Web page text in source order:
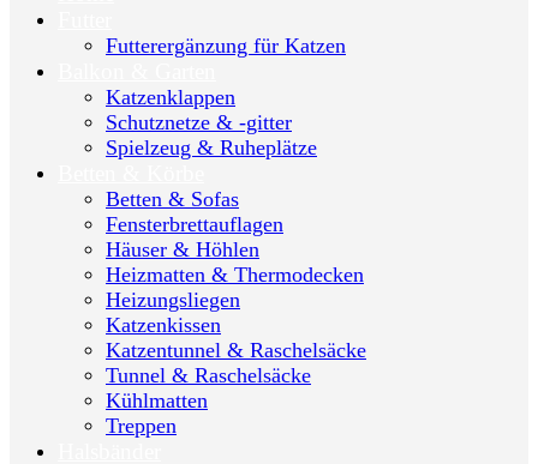
Futterergänzung für Katzen
Katzenklappen
Schutznetze & -gitter
Spielzeug & Ruheplätze
Betten & Sofas
Fensterbrettauflagen
Häuser & Höhlen
Heizmatten & Thermodecken
Heizungsliegen
Katzenkissen
Katzentunnel & Raschelsäcke
Tunnel & Raschelsäcke
Kühlmatten
Treppen